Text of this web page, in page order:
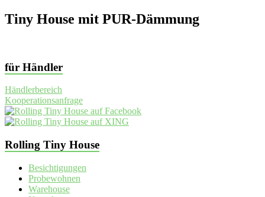
Tiny House mit PUR-Dämmung
für Händler
Händlerbereich
Kooperationsanfrage
Rolling Tiny House
Besichtigungen
Probewohnen
Warehouse